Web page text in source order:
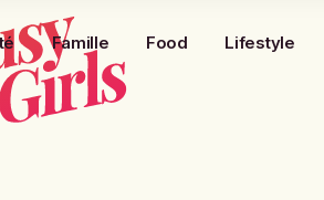
Famille Food Lifestyle